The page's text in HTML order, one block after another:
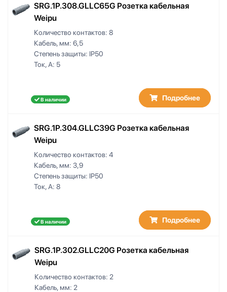
SRG.1P.308.GLLC65G Розетка кабельная
Weipu
Количество контактов:8
Кабель, мм:6,5
Степень защиты: IP50
Ток, А: 5
В наличии Подробнее
SRG.1P.304.GLLC39G Розетка кабельная
Weipu
Количество контактов:4
Кабель, мм:3,9
Степень защиты: IP50
Ток, А:8
В наличии Подробнее
SRG.1P.302.GLLC20G Розетка кабельная
Weipu
Количество контактов: 2
Кабель, мм: 2